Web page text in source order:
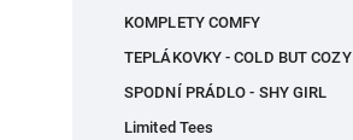
KOMPLETY COMFY
TEPLÁKOVKY - COLD BUT COZY
SPODNÍ PRÁDLO - SHY GIRL
Limited Tees